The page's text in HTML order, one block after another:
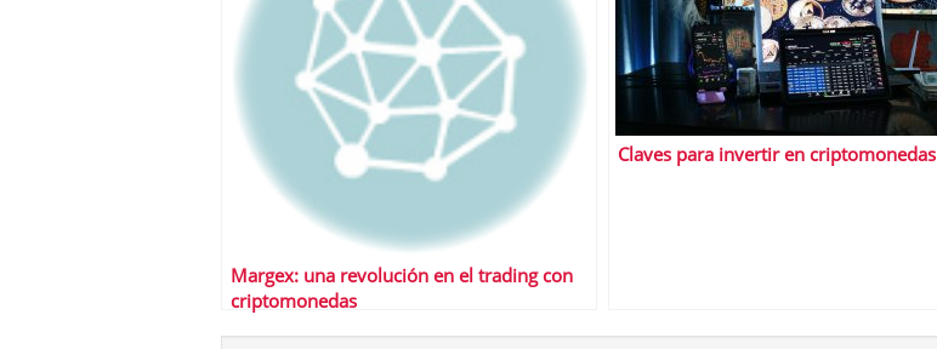
Margex: una revolución en el trading con
criptomonedas
Claves para invertir en criptomonedas